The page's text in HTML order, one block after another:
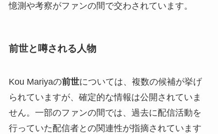
憶測や考察がファンの間で交わされています。
前世と噂される人物
Kou Mariyaの前世については、複数の候補が挙げ
られていますが、確定的な情報は公開されていま
せん。一部のファンの間では、過去に配信活動を
行っていた配信者との関連性が指摘されています